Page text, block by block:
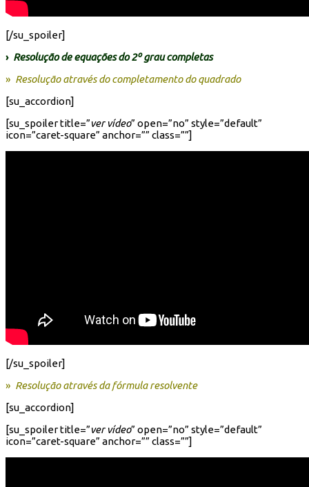
[/su_spoiler]
› Resolução de equações do 2º grau completas
» Resolução através do completamento do quadrado
[su_accordion]
[su_spoiler title=”ver vídeo” open=”no” style=”default”
icon=”caret-square” anchor=”” class=””]
[/su_spoiler]
» Resolução através da fórmula resolvente
[su_accordion]
[su_spoiler title=”ver vídeo” open=”no” style=”default”
icon=”caret-square” anchor=”” class=””]